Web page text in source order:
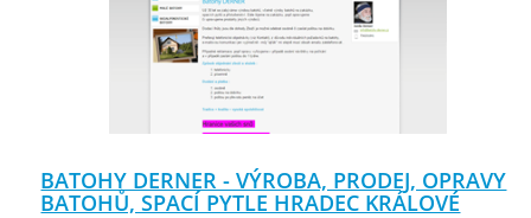
BATOHY DERNER - VÝROBA, PRODEJ, OPRAVY
BATOHŮ, SPACÍ PYTLE HRADEC KRÁLOVÉ